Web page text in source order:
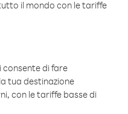
il mondo con le tariffe
consente di fare
tua destinazione
con le tariffe basse di